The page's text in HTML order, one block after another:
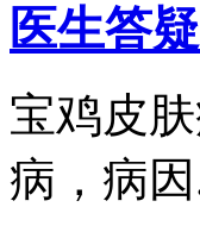
医生答
宝鸡皮
病，病